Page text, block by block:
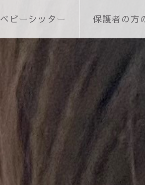
ベビーシッター 保護者の方